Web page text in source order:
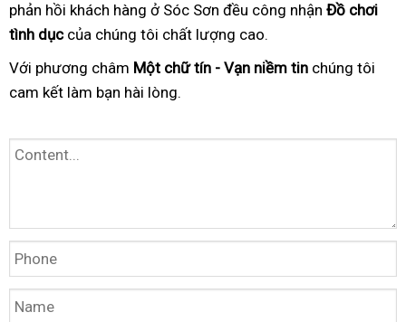
phản hồi khách hàng ở Sóc Sơn đều công nhận Đồ chơi
tình dụccủa chúng tôi chất lượng cao.
Với phương châm Một chữ tín - Vạn niềm tin chúng tôi
cam kết làm bạn hài lòng.